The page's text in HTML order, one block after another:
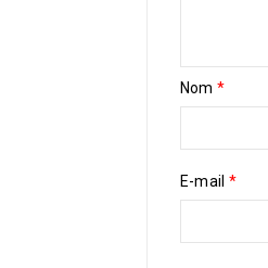
Nom *
E-mail *